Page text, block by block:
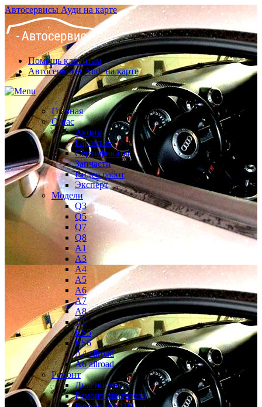
Автосервисы Ауди на карте
Помощь клиентам
Автосервисы Audi на карте
Главная
О нас
Акции
Гарантия
Сертификаты
Запчасти
Видео работ
Эксперт
Модели
Q3
Q5
Q7
Q8
A1
A3
A4
A5
A6
A7
A8
TT
RS5
RS6
A4 allroad
A6 allroad
Ремонт
Диагностика
Ремонт двигателя